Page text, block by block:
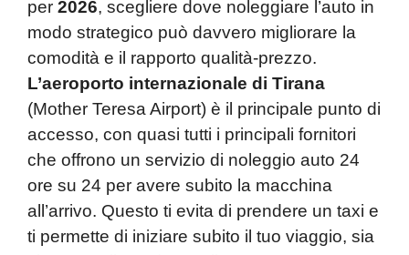
per 2026, scegliere dove noleggiare l’auto in
modo strategico può davvero migliorare la
comodità e il rapporto qualità-prezzo.
L’aeroporto internazionale di Tirana
(Mother Teresa Airport) è il principale punto di
accesso, con quasi tutti i principali fornitori
che offrono un servizio di noleggio auto 24
ore su 24 per avere subito la macchina
all’arrivo. Questo ti evita di prendere un taxi e
ti permette di iniziare subito il tuo viaggio, sia